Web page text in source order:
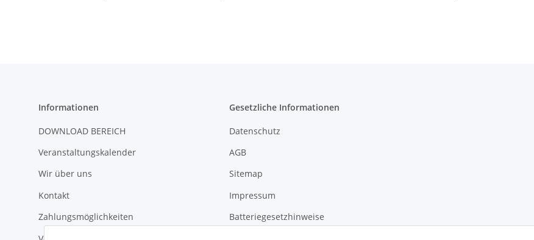
Informationen
DOWNLOAD BEREICH
Veranstaltungskalender
Wir über uns
Kontakt
Zahlungsmöglichkeiten
Gesetzliche Informationen
Datenschutz
AGB
Sitemap
Impressum
Batteriegesetzhinweise